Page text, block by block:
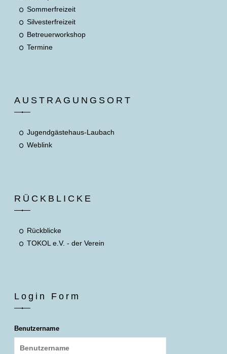
Sommerfreizeit
Silvesterfreizeit
Betreuerworkshop
Termine
AUSTRAGUNGSORT
Jugendgästehaus-Laubach
Weblink
RÜCKBLICKE
Rückblicke
TOKOL e.V. - der Verein
Login Form
Benutzername